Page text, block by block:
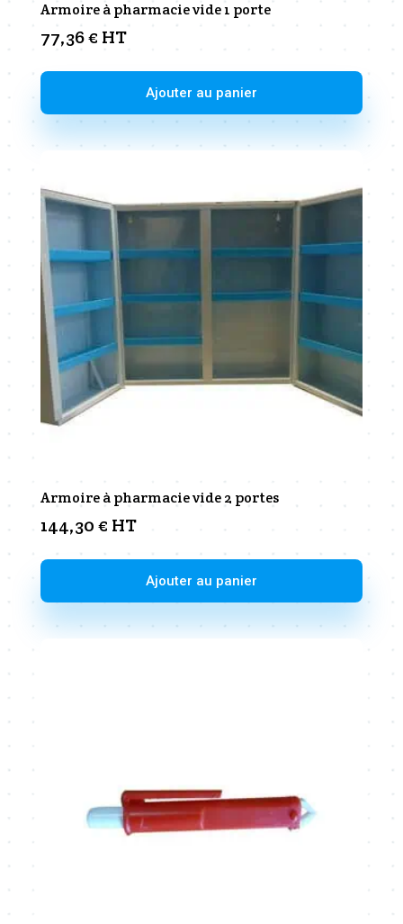
Armoire à pharmacie vide 1 porte
77,36€ HT
Ajouter au panier
Armoire à pharmacie vide 2 portes
144,30€ HT
Ajouter au panier